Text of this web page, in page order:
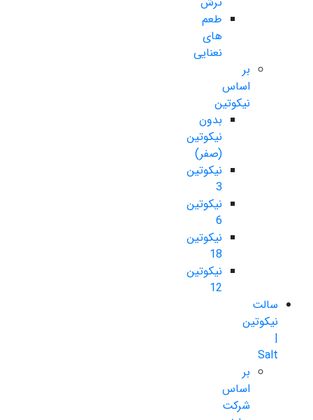
طعم
های
نعنایی
بر
اساس
نیکوتین
بدون
نیکوتین
(صفر)
نیکوتین
3
نیکوتین
6
نیکوتین
18
نیکوتین
12
سالت
نیکوتین
|
Salt
بر
اساس
شرکت